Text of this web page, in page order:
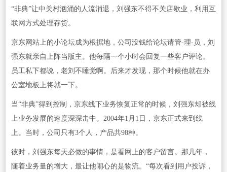
“非典”让中关村汹涌的人流消退，刘强东不得不关店歇业，利用互
联网方式处理存货。
京东网站上的小论坛成为根据地，公司没钱给论坛请管-理-员，刘
强东就亲自上阵当版主。他每隔一个小时会回复一些客户评论。
员工私下都说，老刘不睡觉啊。后来才发现，那个时候他就在办
公室地板上将就一下。
当“非典”得到控制，京东线下业务恢复正常的时候，刘强东却被线
上业务发展的速度深深击中。2004年1月1日，京东正式来到线
上。当时，公司只有3个人，产品共98种。
彼时，刘强东每天必做的事情，是看网上的客户留言。那几年，
随着业务量的增大，最让他闹心的是物流。“每次看到用户投诉，